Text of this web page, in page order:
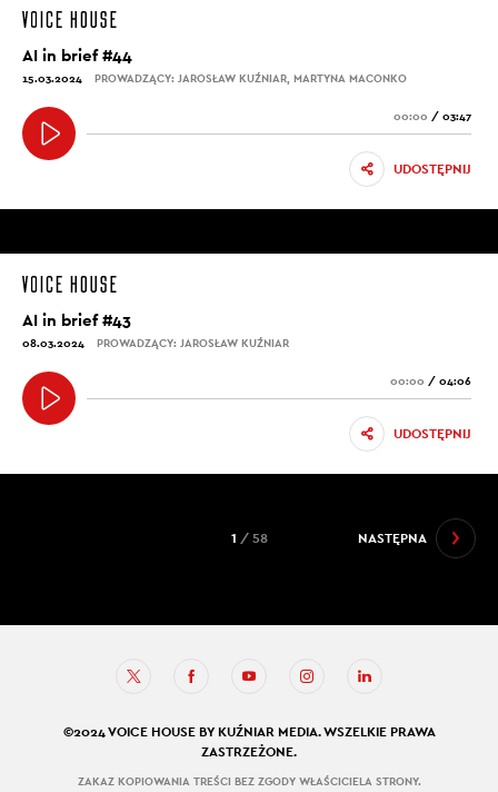
AI in brief #44
15.03.2024 PROWADZĄCY: JAROSŁAW KUŹNIAR, MARTYNA MACONKO
00:00 / 03:47
UDOSTĘPNIJ
AI in brief #43
08.03.2024 PROWADZĄCY: JAROSŁAW KUŹNIAR
00:00 / 04:06
UDOSTĘPNIJ
NASTĘPNA
1 / 58
©2024 VOICE HOUSE BY KUŹNIAR MEDIA. WSZELKIE PRAWA
ZASTRZEŻONE.
ZAKAZ KOPIOWANIA TREŚCI BEZ ZGODY WŁAŚCICIELA STRONY.